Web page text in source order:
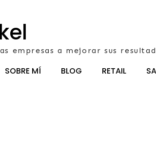
empresas a mejorar sus
SOBRE MÍ BLOG RETAIL